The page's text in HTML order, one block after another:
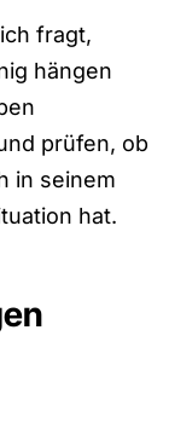
fragt,
hängen
prüfen, ob
in seinem
hat.